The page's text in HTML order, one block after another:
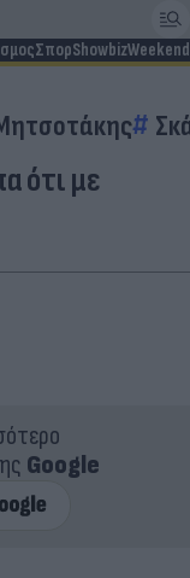
ΣπορShowbizWeekend
ότι με
Google